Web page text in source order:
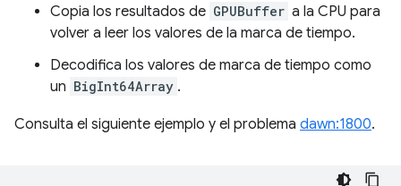
Copia los resultados de GPUBuffer a la CPU para
volver a leer los valores de la marca de tiempo.
Decodifica los valores de marca de tiempo como
un BigInt64Array .
Consulta el siguiente ejemplo y el problema dawn:1800.